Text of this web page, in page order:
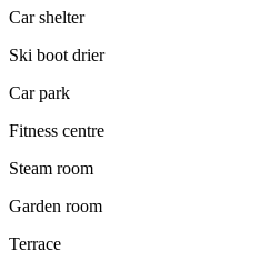
Car shelter
Ski boot drier
Car park
Fitness centre
Steam room
Garden room
Terrace